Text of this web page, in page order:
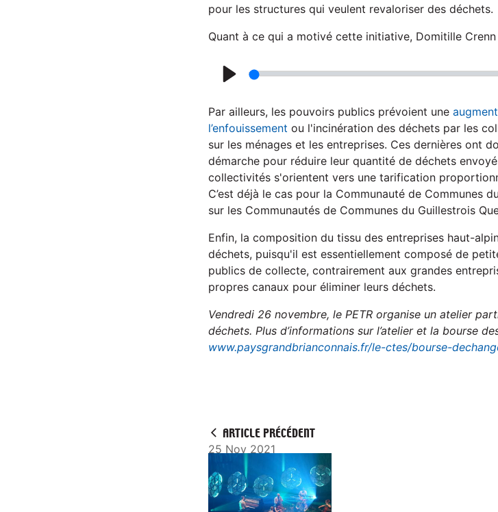
pour les structures qui veulent revaloriser des déchets.
Quant à ce qui a motivé cette initiative, Domitille
l
a
y
Par ailleurs, les pouvoirs publics prévoient une
l’enfouissement ou l'incinération des déchets par les
sur les ménages et les entreprises. Ces dernières ont
démarche pour réduire leur quantité de déchets
collectivités s'orientent vers une tarification
C’est déjà le cas pour la Communauté de Communes
sur les Communautés de Communes du Guillestrois
Enfin, la composition du tissu des entreprises haut-
déchets, puisqu'il est essentiellement composé de
publics de collecte, contrairement aux grandes
propres canaux pour éliminer leurs déchets.
Vendredi 26 novembre, le PETR organise un atelier
déchets. Plus d’informations sur l’atelier et la bourse
www.paysgrandbrianconnais.fr/le-ctes/bourse-
ARTICLE PRÉCÉDENT
25 Nov 2021